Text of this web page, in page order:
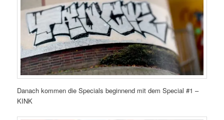
Danach kommen die Specials beginnend mit dem Special #1 –
KINK